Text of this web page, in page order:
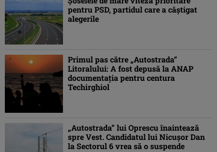
pentru PSD, partidul care a câştigat
alegerile
Primul pas către „Autostrada”
Litoralului: A fost depusă la ANAP
documentaţia pentru centura
Techirghiol
„Autostrada” lui Oprescu înaintează
spre Vest. Candidatul lui Nicuşor Dan
la Sectorul 6 vrea să o suspende